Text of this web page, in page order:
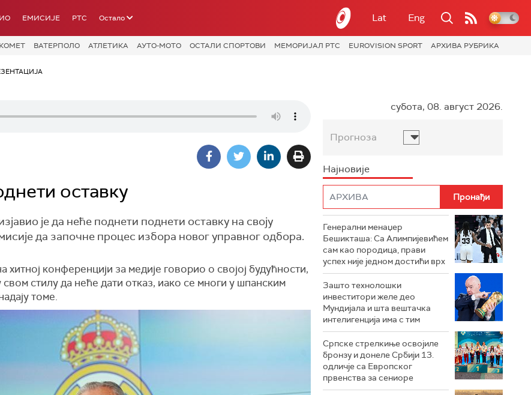
ЕМИСИЈЕ РТС Остало Lat Eng
ВАТЕРПОЛО АТЛЕТИКА АУТО-МОТО ОСТАЛИ СПОРТОВИ МЕМОРИЈАЛ РТС EUROVISION SPORT АРХИВА РУБРИКА
оставку
је да неће поднети поднети оставку на своју
да започне процес избора новог управног одбора.
хитној конференцији за медије говорио о својој будућности,
стилу да неће дати отказ, иако се многи у шпанским
томе.
субота, 08. август 2026.
Прогноза
Најновије
Генерални менаџер
Бешикташа: Са Алимпијевићем
сам као породица, прави
успех није једном достићи врх
Зашто технолошки
инвеститори желе део
Мундијала и шта вештачка
интелигенција има с тим
Српске стрелкиње освојиле
бронзу и донеле Србији 13.
одличје са Европског
првенства за сениоре